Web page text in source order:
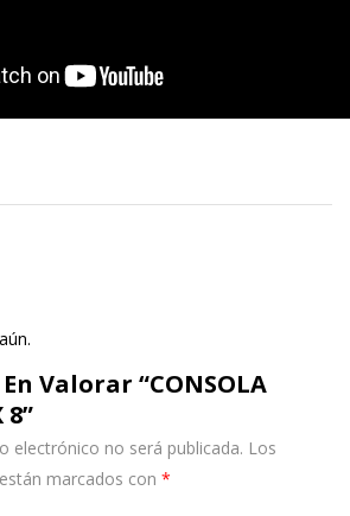
Valorar “CONSOLA
8”
electrónico no será publicada. Los
marcados con *